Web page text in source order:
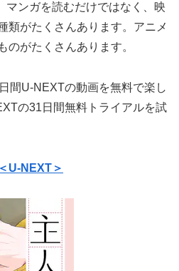
マンガを読むだけではなく、映
類がたくさんあります。アニメ
のがたくさんあります。
間U-NEXTの動画を無料で楽し
の31日間無料トライアルを試
U-NEXT＞